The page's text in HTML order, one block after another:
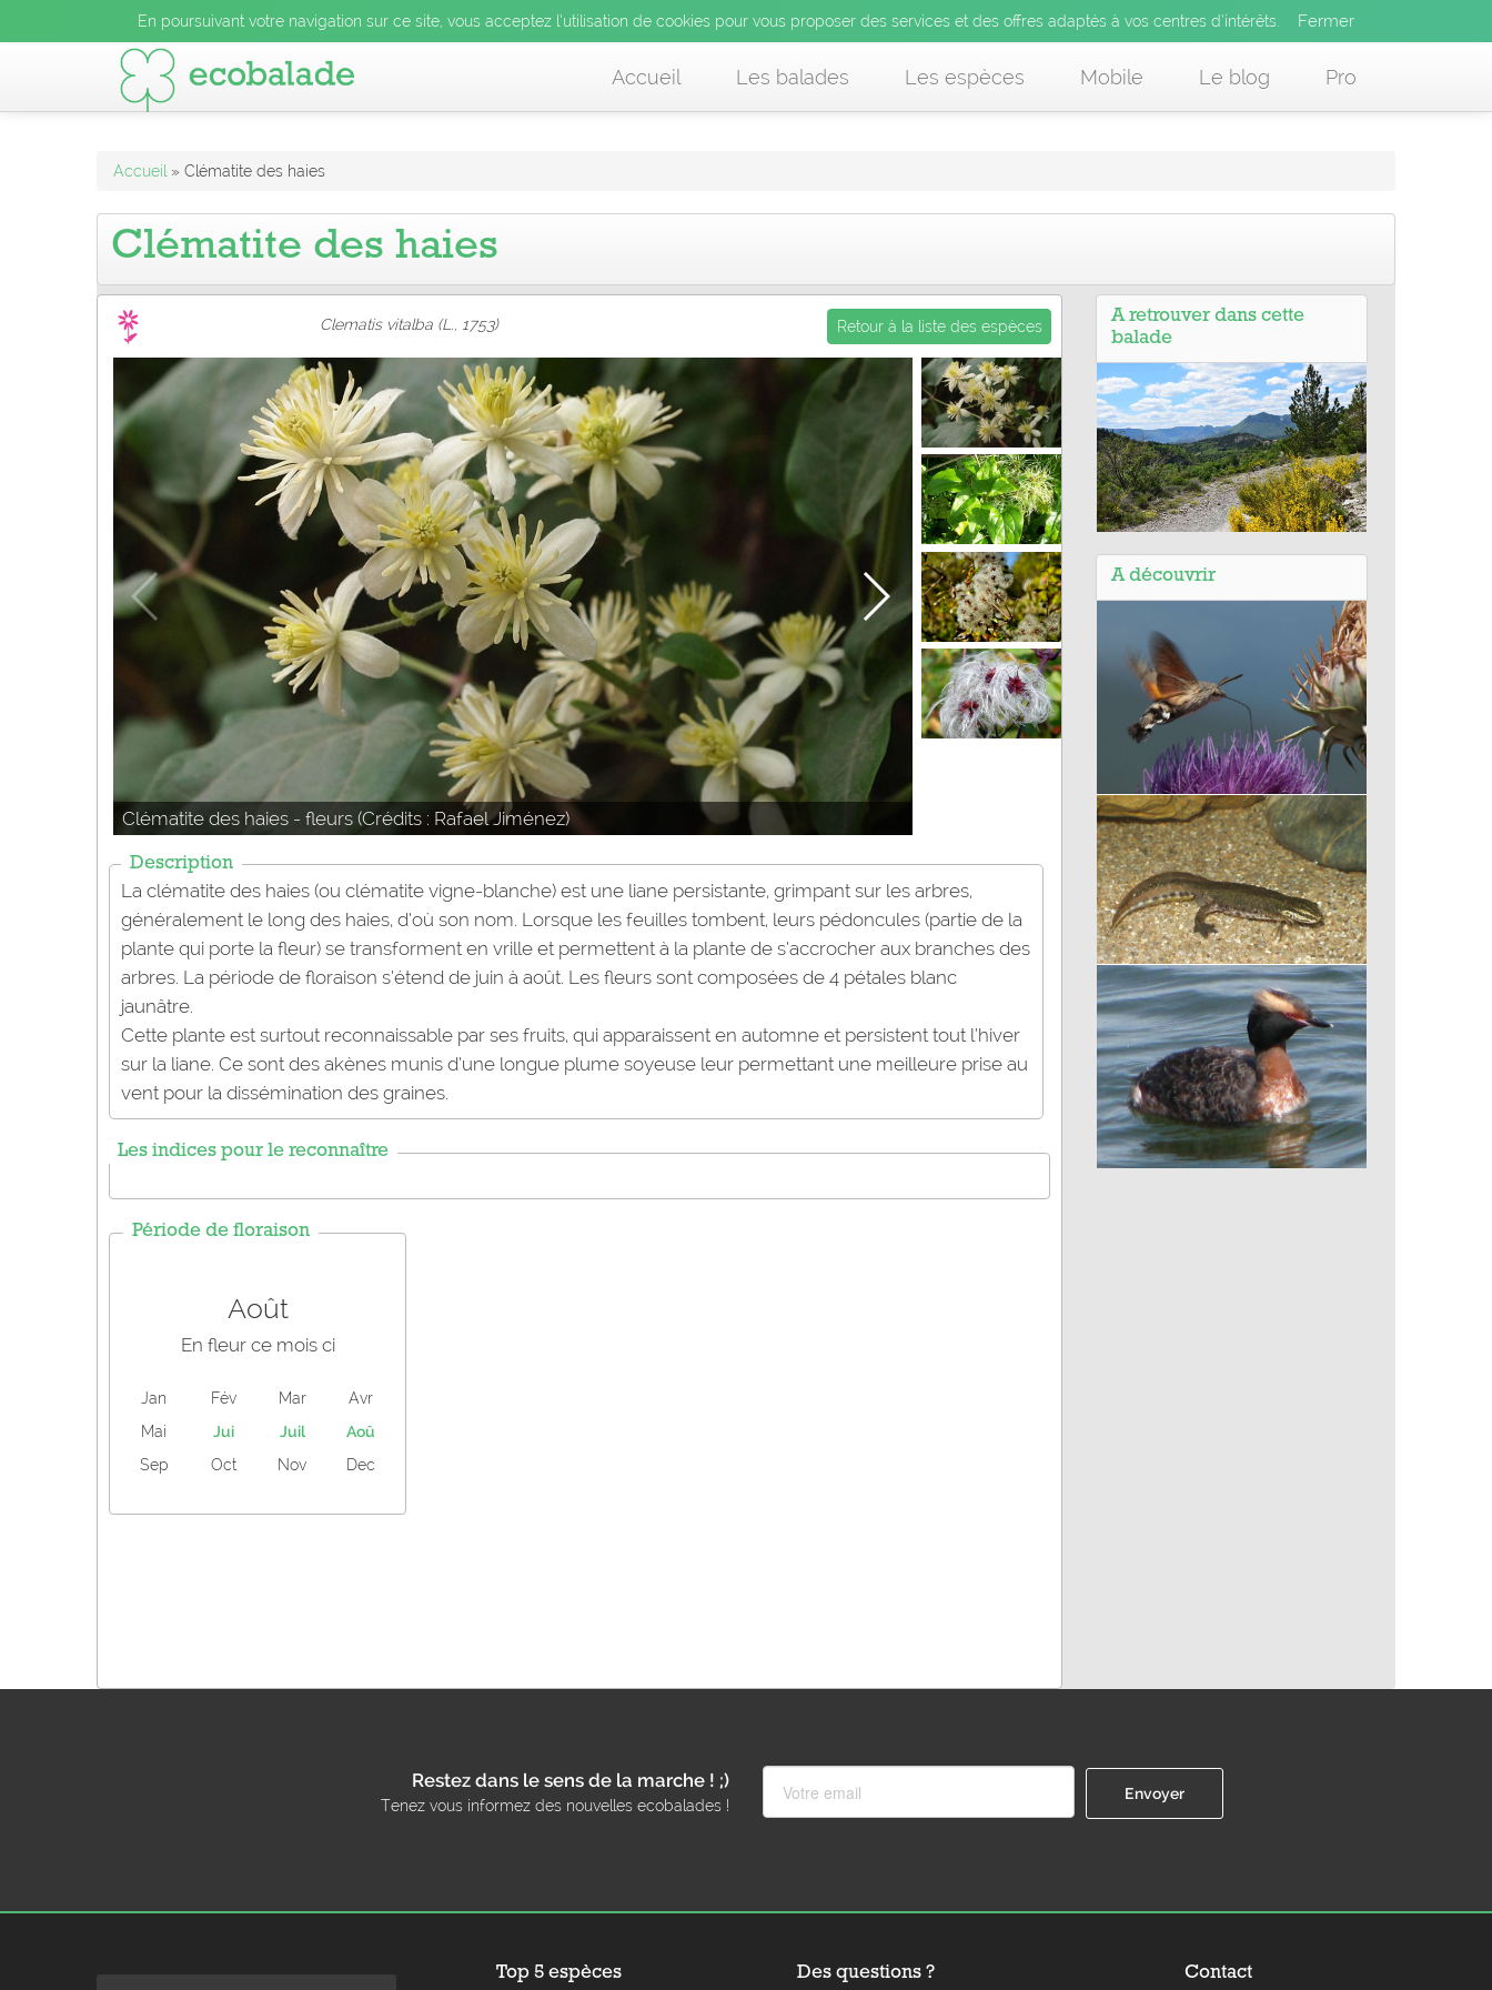
En poursuivant votre navigation sur ce site, vous acceptez l’utilisation de cookies pour vous proposer des services et des offres adaptés à vos centres d’intérêts. x
Accueil Les balades Les espèces Mobile Le blog Pro
En poursuivant votre navigation sur ce site, vous acceptez l’utilisation de cookies pour vous proposer des services et des offres adaptés à vos centres d’intérêts. Fermer
En poursuivant votre navigation sur ce site, vous acceptez l’utilisation de cookies pour vous proposer des services et des offres adaptés à vos centres d’intérêts.
Accueil » Clématite des haies
Clématite des haies
Clematis vitalba (L., 1753) Retour à la liste des espèces
Clématite des haies - fleurs (Crédits : Rafael Jiménez)
Description
La clématite des haies (ou clématite vigne-blanche) est une liane persistante, grimpant sur les arbres,
généralement le long des haies, d’où son nom. Lorsque les feuilles tombent, leurs pédoncules (partie de la
plante qui porte la fleur) se transforment en vrille et permettent à la plante de s’accrocher aux branches des
arbres. La période de floraison s’étend de juin à août. Les fleurs sont composées de 4 pétales blanc
jaunâtre.
Cette plante est surtout reconnaissable par ses fruits, qui apparaissent en automne et persistent tout l’hiver
sur la liane. Ce sont des akènes munis d’une longue plume soyeuse leur permettant une meilleure prise au
vent pour la dissémination des graines.
Les indices pour le reconnaître
Période de floraison
Août
En fleur ce mois ci
Jan Fév Mar
Avr
Mai
Jui Juil
Aoû
Sep
Oct Nov Dec
A retrouver dans cette
balade
Gorges du Riou
A découvrir
Moro-sphinx
Triton palmé
Restez dans le sens de la marche ! ;)
Tenez vous informez des nouvelles ecobalades !
Top 5 espèces Des questions ? Contact